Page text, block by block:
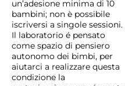
un’adesione minima di 10
bambini; non è possibile
iscriversi a singole sessioni.
Il laboratorio é pensato
come spazio di pensiero
autonomo dei bimbi, per
aiutarci a realizzare questa
condizione la